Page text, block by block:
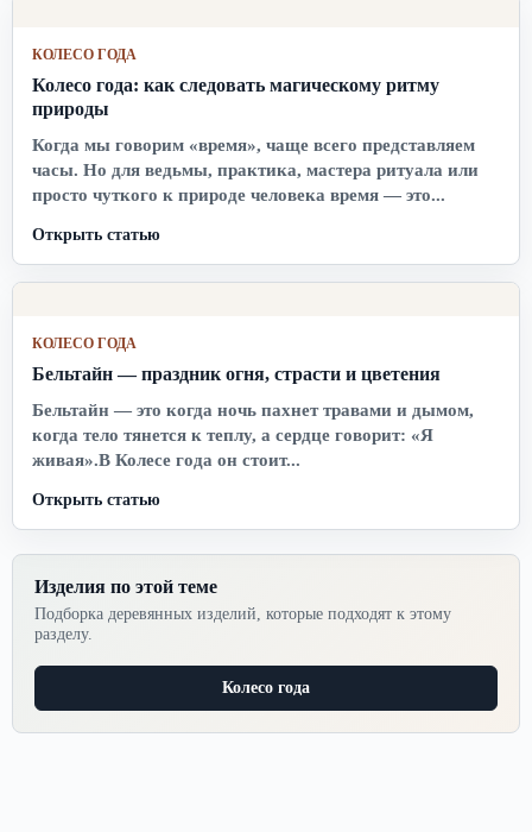
КОЛЕСО ГОДА
Колесо года: как следовать магическому ритму
природы
Когда мы говорим «время», чаще всего представляем
часы. Но для ведьмы, практика, мастера ритуала или
просто чуткого к природе человека время — это...
Открыть статью
КОЛЕСО ГОДА
Бельтайн — праздник огня, страсти и цветения
Бельтайн — это когда ночь пахнет травами и дымом,
когда тело тянется к теплу, а сердце говорит: «Я
живая».В Колесе года он стоит...
Открыть статью
Изделия по этой теме
Подборка деревянных изделий, которые подходят к этому
разделу.
Колесо года